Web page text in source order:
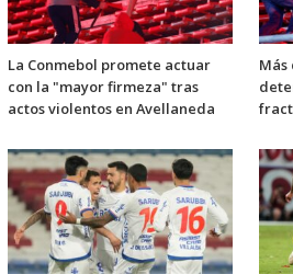
La Conmebol promete actuar
con la "mayor firmeza" tras
actos violentos en Avellaneda
Más